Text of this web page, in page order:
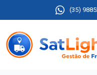
(35)